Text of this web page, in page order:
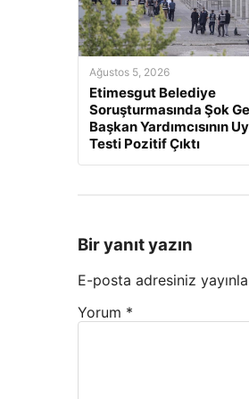
Ağustos 5, 2026
Etimesgut Belediye
Soruşturmasında Şok
Başkan Yardımcısının
Testi Pozitif Çıktı
Bir yanıt yazın
E-posta adresiniz
Yorum *